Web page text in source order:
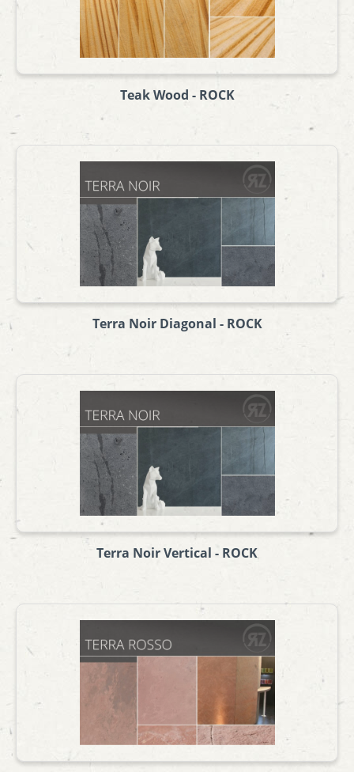
Teak Wood - ROCK
Terra Noir Diagonal - ROCK
Terra Noir Vertical - ROCK